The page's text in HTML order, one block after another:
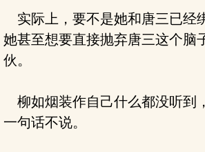
实际上，要不是她和唐三已经
她甚至想要直接抛弃唐三这个脑
伙。
柳如烟装作自己什么都没听到
一句话不说。